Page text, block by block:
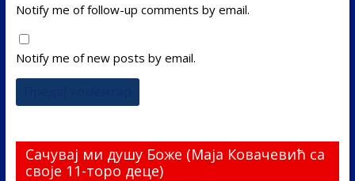
Notify me of follow-up comments by email.
Notify me of new posts by email.
Сачувај ми душу Боже (Маја Ковачевић са
своје 11-торо деце)